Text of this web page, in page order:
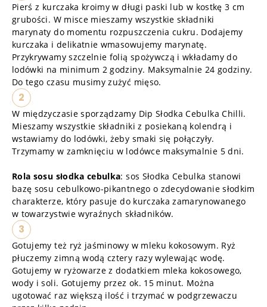
Pierś z kurczaka kroimy w długi paski lub w kostkę 3 cm
grubości. W misce mieszamy wszystkie składniki
marynaty do momentu rozpuszczenia cukru. Dodajemy
kurczaka i delikatnie wmasowujemy marynatę.
Przykrywamy szczelnie folią spożywczą i wkładamy do
lodówki na minimum 2 godziny. Maksymalnie 24 godziny.
Do tego czasu musimy zużyć mięso.
2
W międzyczasie sporządzamy Dip Słodka Cebulka Chilli.
Mieszamy wszystkie składniki z posiekaną kolendrą i
wstawiamy do lodówki, żeby smaki się połączyły.
Trzymamy w zamknięciu w lodówce maksymalnie 5 dni.
Rola sosu słodka cebulka: sos Słodka Cebulka stanowi
bazę sosu cebulkowo-pikantnego o zdecydowanie słodkim
charakterze, który pasuje do kurczaka zamarynowanego
w towarzystwie wyraźnych składników.
3
Gotujemy też ryż jaśminowy w mleku kokosowym. Ryż
płuczemy zimną wodą cztery razy wylewając wodę.
Gotujemy w ryżowarze z dodatkiem mleka kokosowego,
wody i soli. Gotujemy przez ok. 15 minut. Można
ugotować raz większą ilość i trzymać w podgrzewaczu